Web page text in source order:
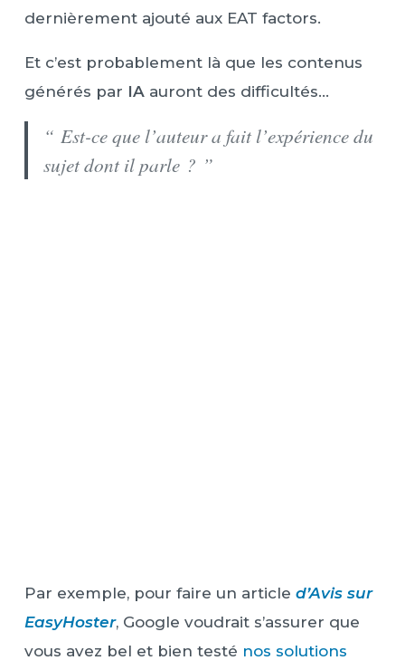
dernièrement ajouté aux EAT factors.
Et c’est probablement là que les contenus
générés par IAauront des difficultés…
“ Est-ce que l’auteur a fait l’expérience du
sujet dont il parle ? ”
Par exemple, pour faire un article d’Avis sur
EasyHoster, Google voudrait s’assurer que
vous avez bel et bien testé nos solutions